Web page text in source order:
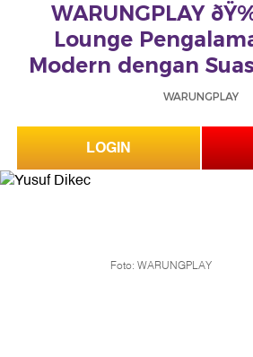
Loading...WARUNGPLAY
Lounge
Modern dengan
WARUNGPLAY
LOGIN
Foto: WARUNGPLAY